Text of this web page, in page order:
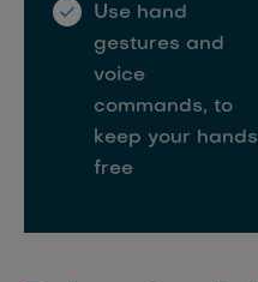
Use hand
gestures and
voice
commands, to
keep your hands
free